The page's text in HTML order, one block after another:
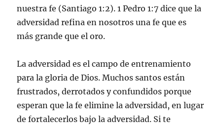
nuestra fe (Santiago 1:2). 1 Pedro 1:7 dice que la
adversidad refina en nosotros una fe que es
más grande que el oro.
La adversidad es el campo de entrenamiento
para la gloria de Dios. Muchos santos están
frustrados, derrotados y confundidos porque
esperan que la fe elimine la adversidad, en lugar
de fortalecerlos bajo la adversidad. Si te